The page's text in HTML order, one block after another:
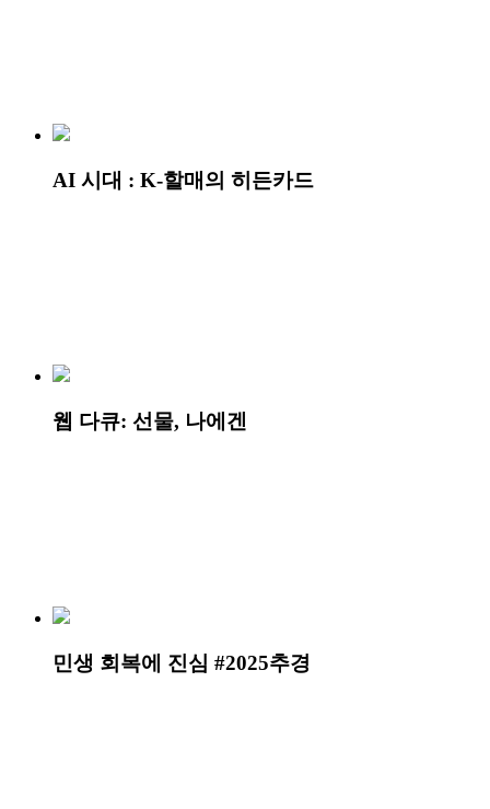
AI 시대 : K-할매의 히든카드
웹 다큐: 선물, 나에겐
민생 회복에 진심 #2025추경